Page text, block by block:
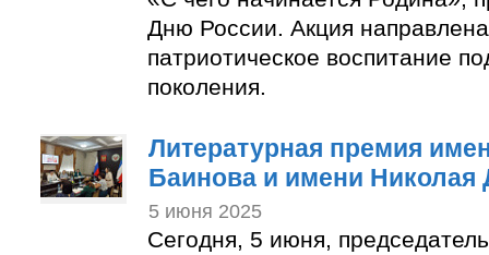
Дню России. Акция
патриотическое воспитание
поколения.
Литературная премия
Баинова и имени Николая
5 июня 2025
Сегодня, 5 июня,